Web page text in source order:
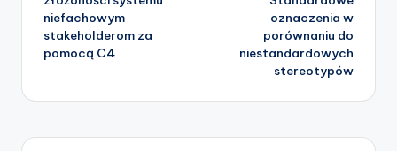
niefachowym
stakeholderom za
pomocą C4
oznaczenia w
porównaniu do
niestandardowych
stereotypów